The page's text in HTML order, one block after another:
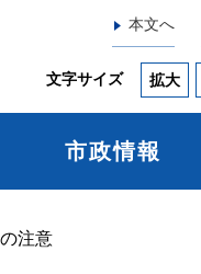
本文へ
文字サイズ 拡大
市政情報
注意